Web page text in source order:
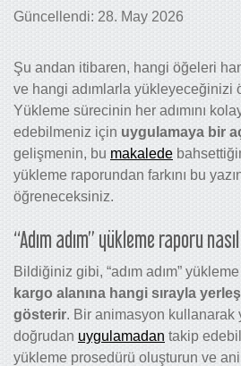
Güncellendi: 28. May 2026
Şu andan itibaren, hangi öğeleri
ve hangi adımlarla yükleyeceğinizi
Yükleme sürecinin her adımını
edebilmeniz için uygulamaya bir
gelişmenin, bu makalede
yükleme raporundan farkını bu
öğreneceksiniz.
“Adım adım” yükleme raporu
Bildiğiniz gibi, “adım adım”
kargo alanına hangi sırayla
gösterir. Bir animasyon kullanarak
doğrudan uygulamadan takip
yükleme prosedürü oluşturun ve